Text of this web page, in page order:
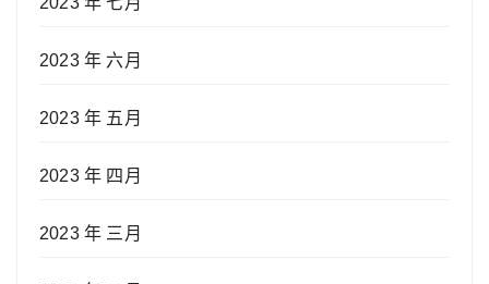
2023 年 六月
2023 年 五月
2023 年 四月
2023 年 三月